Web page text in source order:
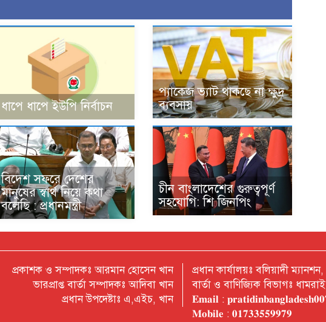
ধাপে ধাপে ইউপি নির্বাচন
প্যাকেজ ভ্যাট থাকছে না ক্ষুদ্র
ব্যবসায়
বিদেশ সফরে দেশের
মানুষের স্বার্থ নিয়ে কথা
বলেছি : প্রধানমন্ত্রী
চীন বাংলাদেশের গুরুত্বপূর্ণ
সহযোগি: শি জিনপিং
প্রকাশক ও সম্পাদকঃ আরমান হোসেন খান
ভারপ্রাপ্ত বার্তা সম্পাদকঃ আদিবা খান
প্রধান উপদেষ্টাঃ এ,এইচ, খান
প্রধান কার্যালয়ঃ বলিয়াদী
বার্তা ও বাণিজ্যিক বিভাগঃ
𝐄𝐦𝐚𝐢𝐥 :
𝐌𝐨𝐛𝐢𝐥𝐞 : 𝟎𝟏𝟕𝟑𝟑𝟓𝟓𝟗𝟗𝟕𝟗